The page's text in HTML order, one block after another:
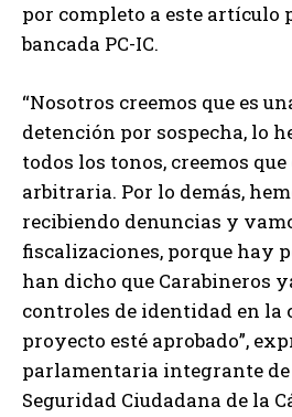
por completo a este artículo
bancada PC-IC.
“Nosotros creemos que es
detención por sospecha, lo
todos los tonos, creemos
arbitraria. Por lo demás,
recibiendo denuncias y
fiscalizaciones, porque hay
han dicho que Carabineros
controles de identidad en la
proyecto esté aprobado”,
parlamentaria integrante
Seguridad Ciudadana de la